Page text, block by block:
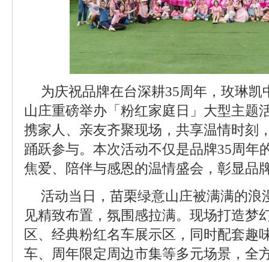
为庆祝品牌在台深耕35周年，玫琳
山庄重磅举办「粉红家庭日」大型主题
携家人、亲友齐聚现场，共享温情时刻
踊跃参与。本次活动不仅是品牌35周年
焦爱、陪伴与感恩的温情盛会，彰显品
活动当日，苗栗绿意山庄被满满的浪
见精致布置，氛围感拉满。现场打造梦
区、经典粉红名车展示区，同时配套趣
车、周年限定周边市集等多元场景，全